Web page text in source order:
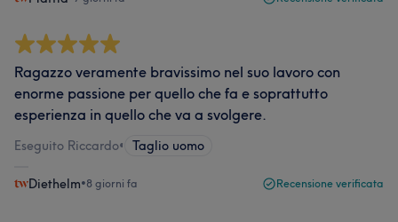
Ragazzo veramente bravissimo nel suo lavoro con
enorme passione per quello che fa e soprattutto
esperienza in quello che va a svolgere.
Eseguito Riccardo• Taglio uomo
Diethelm•8 giorni fa Recensione verificata